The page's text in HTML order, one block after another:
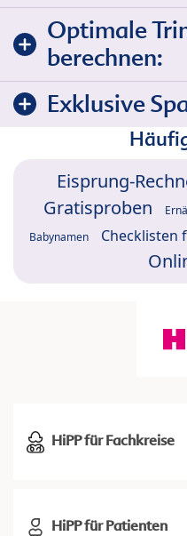
Optimale
berechnen:
Exklusive
Eisprung-
Gratisproben
Babynamen Checklisten
HiPP für Fachkreise
HiPP für Patienten